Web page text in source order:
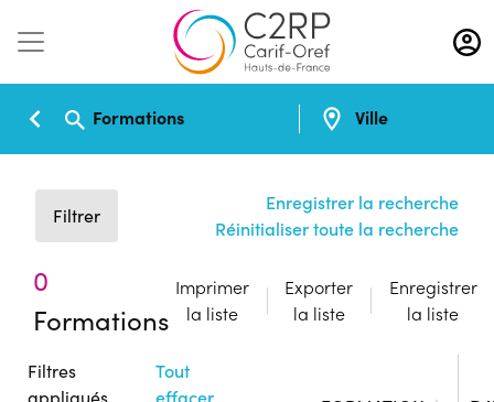
Aller
au
contenu
Formations Ville
Filtrer
Enregistrer la recherche
Réinitialiser toute la recherche
0
Formations
Imprimer
la liste
Exporter
la liste
Enregistrer
la liste
Filtres
appliqués
Tout
effacer